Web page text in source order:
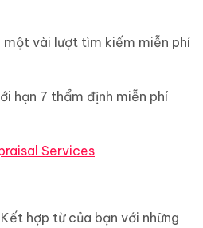
một vài lượt tìm kiếm miễn phí
hạn 7 thẩm định miễn phí
Services
hợp từ của bạn với những